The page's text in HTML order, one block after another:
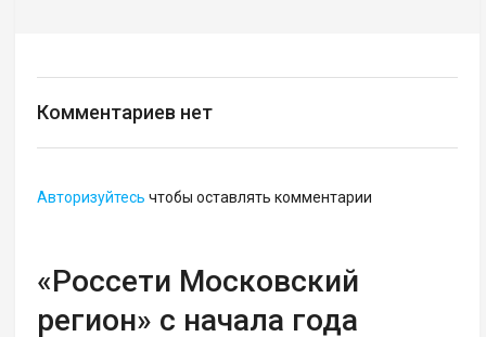
Комментариев нет
Авторизуйтесь чтобы оставлять комментарии
«Россети Московский
регион» с начала года